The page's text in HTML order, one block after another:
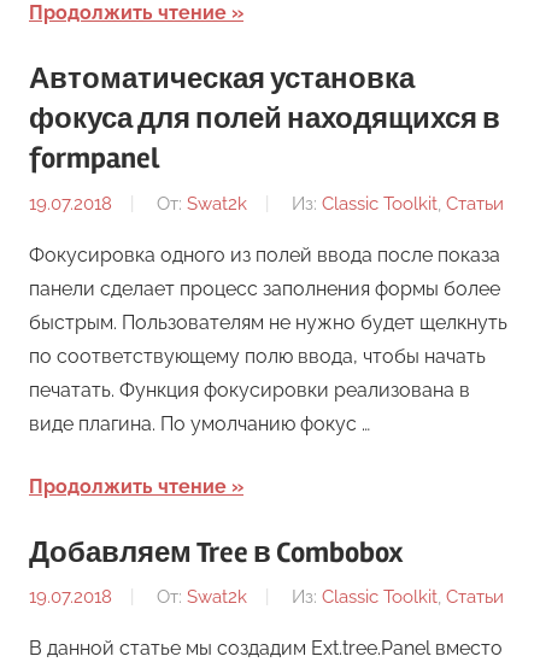
Продолжить чтение
Автоматическая установка
фокуса для полей находящихся в
formpanel
19.07.2018 От: Swat2k Из: Classic Toolkit, Статьи
Фокусировка одного из полей ввода после показа
панели сделает процесс заполнения формы более
быстрым. Пользователям не нужно будет щелкнуть
по соответствующему полю ввода, чтобы начать
печатать. Функция фокусировки реализована в
виде плагина. По умолчанию фокус …
Продолжить чтение
Добавляем Tree в Combobox
19.07.2018 От: Swat2k Из: Classic Toolkit, Статьи
В данной статье мы создадим Ext.tree.Panel вместо